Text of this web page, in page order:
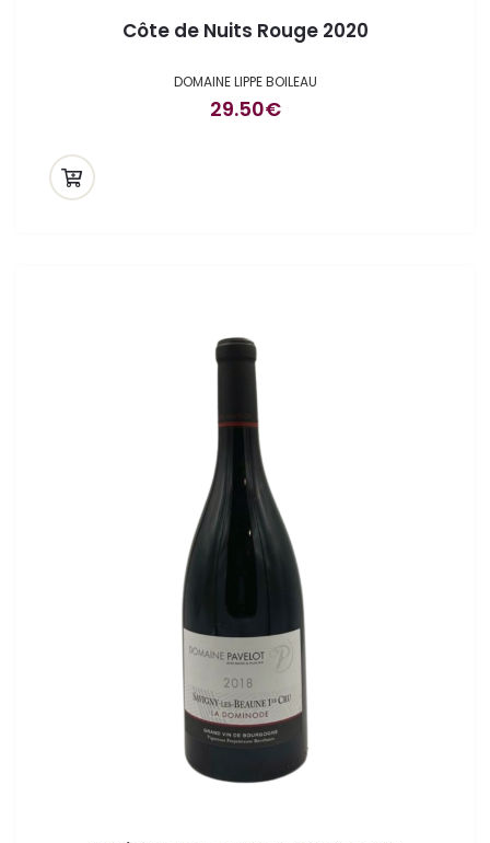
Côte de Nuits Rouge 2020
DOMAINE LIPPE BOILEAU
29.50€